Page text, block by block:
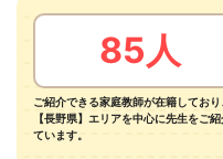
85人
ご紹介できる家庭教師が在籍しており
【長野県】エリアを中心に先生をご紹
ています。